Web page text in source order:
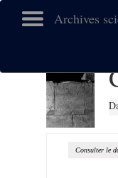
Archives
Consulter le